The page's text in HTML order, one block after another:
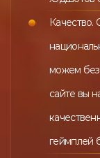
Качество.
можем без
сайте вы
геймплей